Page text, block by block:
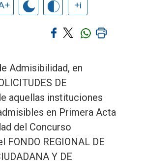
+i
Admisibilidad, en
DE
aquellas instituciones
en Primera Acta
del Concurso
FONDO REGIONAL DE
Y DE